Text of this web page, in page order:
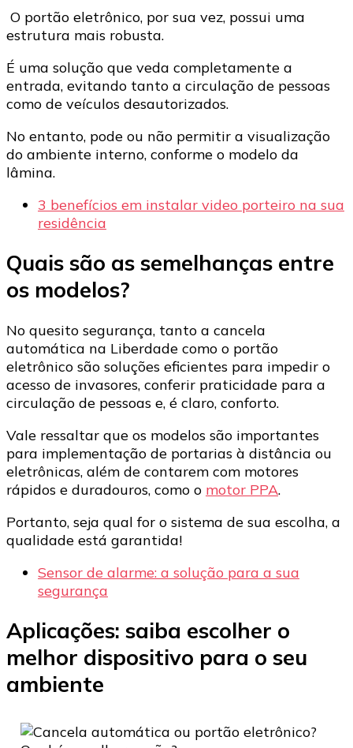
O portão eletrônico, por sua vez, possui uma
estrutura mais robusta.
É uma solução que veda completamente a
entrada, evitando tanto a circulação de pessoas
como de veículos desautorizados.
No entanto, pode ou não permitir a visualização
do ambiente interno, conforme o modelo da
lâmina.
3 benefícios em instalar video porteiro na sua
residência
Quais são as semelhanças entre
os modelos?
No quesito segurança, tanto a cancela
automática na Liberdade como o portão
eletrônico são soluções eficientes para impedir o
acesso de invasores, conferir praticidade para a
circulação de pessoas e, é claro, conforto.
Vale ressaltar que os modelos são importantes
para implementação de portarias à distância ou
eletrônicas, além de contarem com motores
rápidos e duradouros, como o motor PPA.
Portanto, seja qual for o sistema de sua escolha, a
qualidade está garantida!
Sensor de alarme: a solução para a sua
segurança
Aplicações: saiba escolher o
melhor dispositivo para o seu
ambiente